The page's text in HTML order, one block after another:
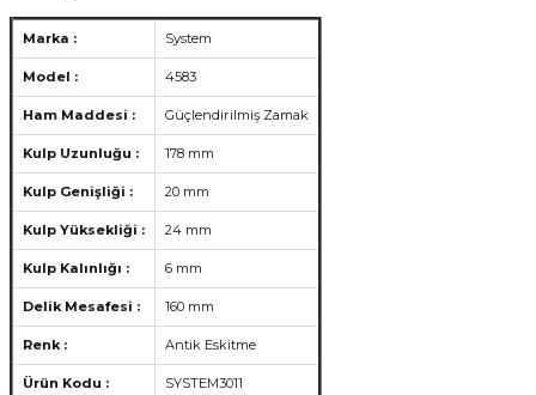
Marka : System
Model : 4583
Ham Maddesi : Güçlendirilmiş Zamak
Kulp Uzunluğu : 178 mm
Kulp Genişliği : 20 mm
Kulp Yüksekliği : 24 mm
Kulp Kalınlığı : 6 mm
Delik Mesafesi : 160 mm
Renk : Antik Eskitme
Ürün Kodu : SYSTEM3011